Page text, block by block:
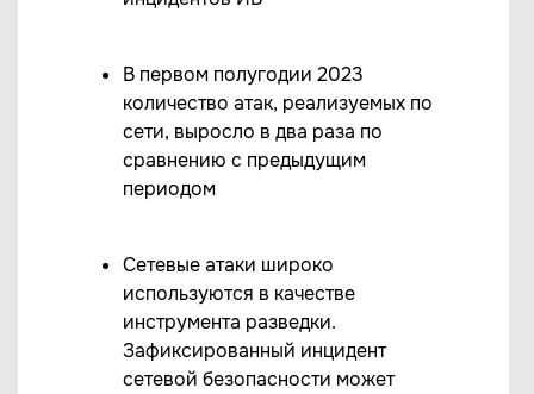
В первом полугодии 2023
количество атак, реализуемых по
сети, выросло в два раза по
сравнению с предыдущим
периодом
Сетевые атаки широко
используются в качестве
инструмента разведки.
Зафиксированный инцидент
сетевой безопасности может